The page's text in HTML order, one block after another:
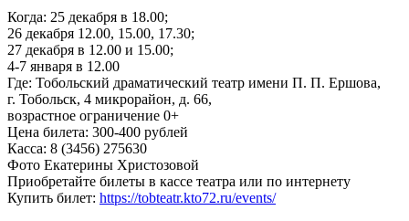
Когда: 25 декабря в 18.00;
26 декабря 12.00, 15.00, 17.30;
27 декабря в 12.00 и 15.00;
4-7 января в 12.00
Где: Тобольский драматический театр имени П. П. Ершова,
г. Тобольск, 4 микрорайон, д. 66,
возрастное ограничение 0+
Цена билета: 300-400 рублей
Касса: 8 (3456) 275630
Фото Екатерины Христозовой
Приобретайте билеты в кассе театра или по интернету
Купить билет: https://tobteatr.kto72.ru/events/